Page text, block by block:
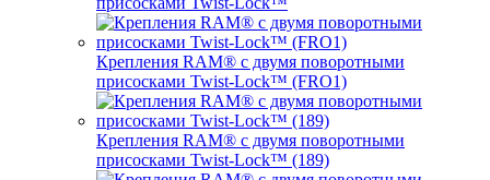
Крепления RAM® с двумя поворотными
присосками Twist-Lock™ (FRO1)
Крепления RAM® с двумя поворотными
присосками Twist-Lock™ (189)